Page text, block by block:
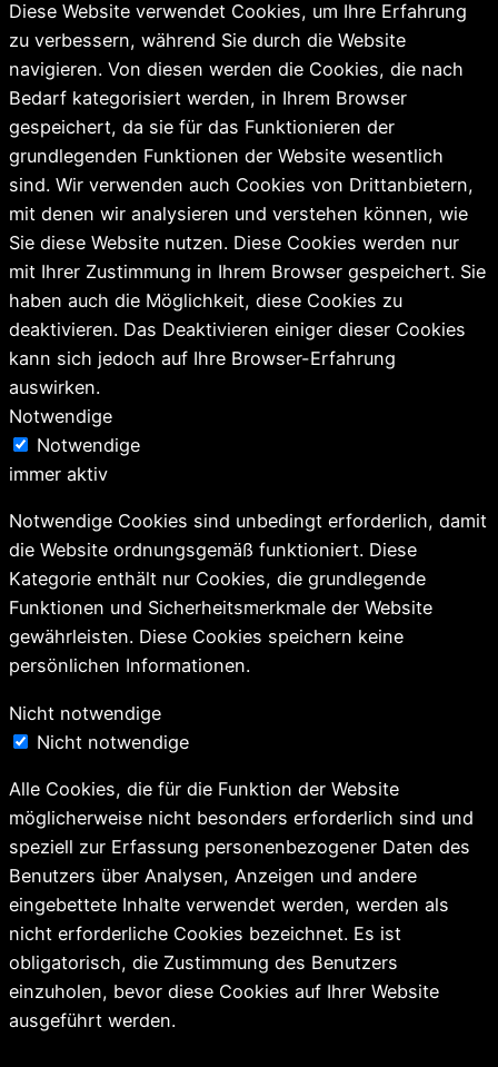
Diese Website verwendet Cookies, um Ihre Erfahrung
zu verbessern, während Sie durch die Website
navigieren. Von diesen werden die Cookies, die nach
Bedarf kategorisiert werden, in Ihrem Browser
gespeichert, da sie für das Funktionieren der
grundlegenden Funktionen der Website wesentlich
sind. Wir verwenden auch Cookies von Drittanbietern,
mit denen wir analysieren und verstehen können, wie
Sie diese Website nutzen. Diese Cookies werden nur
mit Ihrer Zustimmung in Ihrem Browser gespeichert. Sie
haben auch die Möglichkeit, diese Cookies zu
deaktivieren. Das Deaktivieren einiger dieser Cookies
kann sich jedoch auf Ihre Browser-Erfahrung
auswirken.
Notwendige
Notwendige
immer aktiv
Notwendige Cookies sind unbedingt erforderlich, damit
die Website ordnungsgemäß funktioniert. Diese
Kategorie enthält nur Cookies, die grundlegende
Funktionen und Sicherheitsmerkmale der Website
gewährleisten. Diese Cookies speichern keine
persönlichen Informationen.
Nicht notwendige
Nicht notwendige
Alle Cookies, die für die Funktion der Website
möglicherweise nicht besonders erforderlich sind und
speziell zur Erfassung personenbezogener Daten des
Benutzers über Analysen, Anzeigen und andere
eingebettete Inhalte verwendet werden, werden als
nicht erforderliche Cookies bezeichnet. Es ist
obligatorisch, die Zustimmung des Benutzers
einzuholen, bevor diese Cookies auf Ihrer Website
ausgeführt werden.